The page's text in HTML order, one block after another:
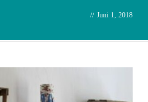
// Juni 1, 2018